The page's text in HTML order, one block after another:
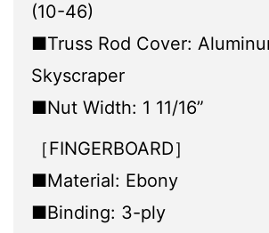
(10-46)
■Truss Rod Cover:
Skyscraper
■Nut Width: 1 11/16”
［FINGERBOARD］
■Material: Ebony
■Binding: 3-ply